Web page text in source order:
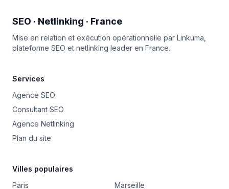
SEO · Netlinking · France
Mise en relation et exécution opérationnelle par Linkuma
plateforme SEO et netlinking leader en France.
Services
Agence SEO
Consultant SEO
Agence Netlinking
Plan du site
Villes populaires
Paris
Marseille